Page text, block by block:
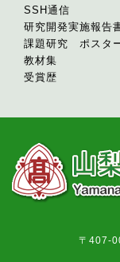
SSH通信
研究開発実施報告
課題研究 ポスタ
教材集
受賞歴
〒407-